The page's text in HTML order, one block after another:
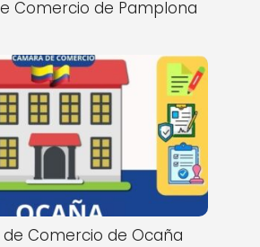
Comercio de Pamplona
Comercio de Ocaña